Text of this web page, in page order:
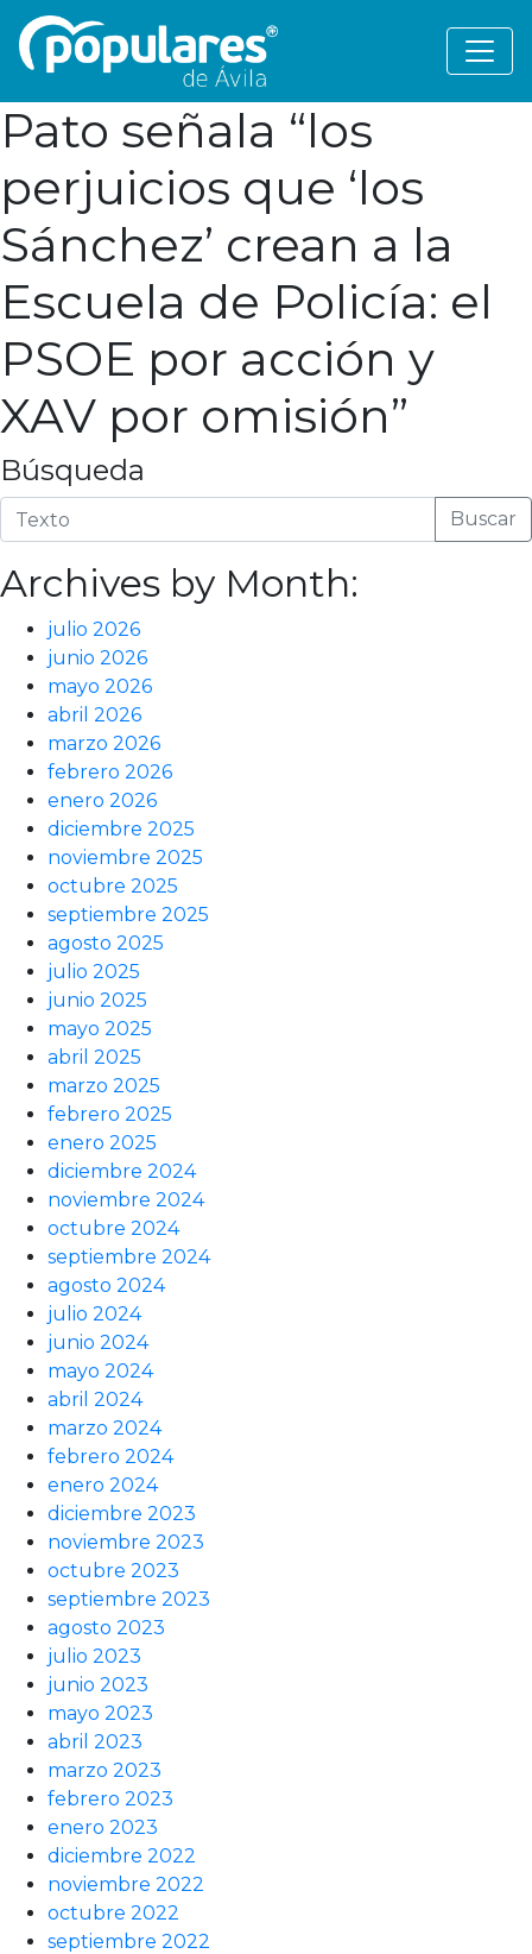
Pato señala “los
perjuicios que ‘los
Sánchez’ crean a la
Escuela de Policía: el
PSOE por acción y
XAV por omisión”
Búsqueda
Buscar
Archives by Month:
julio 2026
junio 2026
mayo 2026
abril 2026
marzo 2026
febrero 2026
enero 2026
diciembre 2025
noviembre 2025
octubre 2025
septiembre 2025
agosto 2025
julio 2025
junio 2025
mayo 2025
abril 2025
marzo 2025
febrero 2025
enero 2025
diciembre 2024
noviembre 2024
octubre 2024
septiembre 2024
agosto 2024
julio 2024
junio 2024
mayo 2024
abril 2024
marzo 2024
febrero 2024
enero 2024
diciembre 2023
noviembre 2023
octubre 2023
septiembre 2023
agosto 2023
julio 2023
junio 2023
mayo 2023
abril 2023
marzo 2023
febrero 2023
enero 2023
diciembre 2022
noviembre 2022
octubre 2022
septiembre 2022